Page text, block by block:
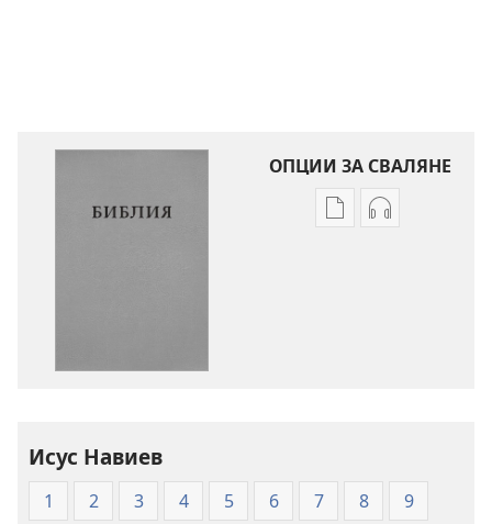
ОПЦИИ ЗА СВАЛЯНЕ
Опции
свят
(2024
Опции
свят
(2024
Исус Навиев
1 2 3 4 5 6 7 8
9